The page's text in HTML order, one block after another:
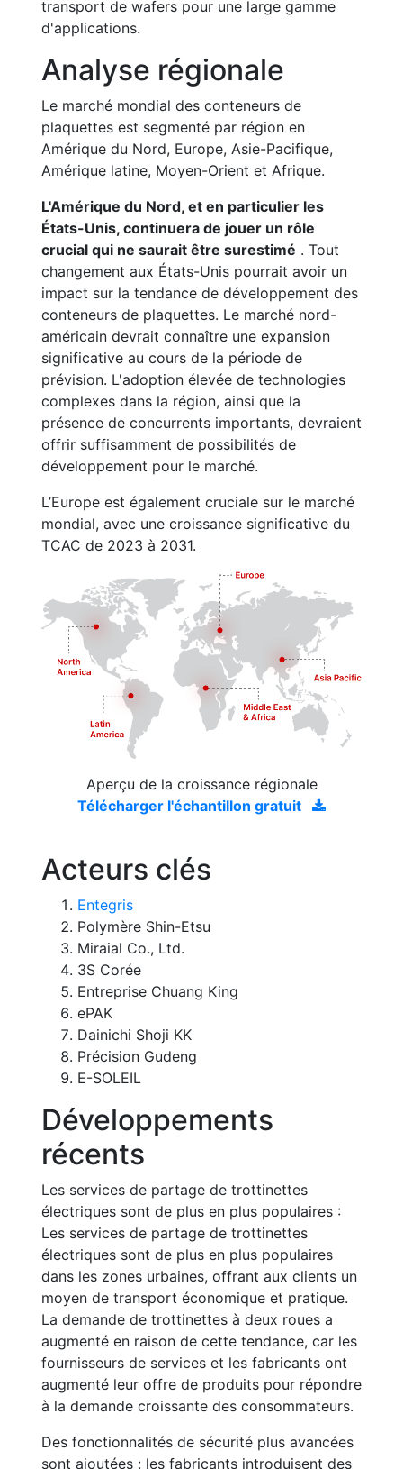
transport de wafers pour une large gamme
d'applications.
Analyse régionale
Le marché mondial des conteneurs de
plaquettes est segmenté par région en
Amérique du Nord, Europe, Asie-Pacifique,
Amérique latine, Moyen-Orient et Afrique.
L'Amérique du Nord, et en particulier les
États-Unis, continuera de jouer un rôle
crucial qui ne saurait être surestimé . Tout
changement aux États-Unis pourrait avoir un
impact sur la tendance de développement des
conteneurs de plaquettes. Le marché nord-
américain devrait connaître une expansion
significative au cours de la période de
prévision. L'adoption élevée de technologies
complexes dans la région, ainsi que la
présence de concurrents importants, devraient
offrir suffisamment de possibilités de
développement pour le marché.
L’Europe est également cruciale sur le marché
mondial, avec une croissance significative du
TCAC de 2023 à 2031.
Aperçu de la croissance régionale
Télécharger l'échantillon gratuit
Acteurs clés
Entegris
Polymère Shin-Etsu
Miraial Co., Ltd.
3S Corée
Entreprise Chuang King
ePAK
Dainichi Shoji KK
Précision Gudeng
E-SOLEIL
Développements
récents
Les services de partage de trottinettes
électriques sont de plus en plus populaires :
Les services de partage de trottinettes
électriques sont de plus en plus populaires
dans les zones urbaines, offrant aux clients un
moyen de transport économique et pratique.
La demande de trottinettes à deux roues a
augmenté en raison de cette tendance, car les
fournisseurs de services et les fabricants ont
augmenté leur offre de produits pour répondre
à la demande croissante des consommateurs.
Des fonctionnalités de sécurité plus avancées
sont ajoutées : les fabricants introduisent des